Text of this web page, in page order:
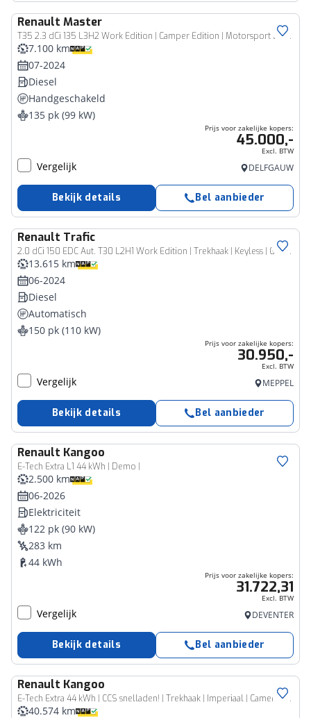
Renault Master
T35 2.3 dCi 135 L3H2 Work Edition | Camper Edition | Motorsport Edition | Thule Omnistor Luifel | Airco in Leefruimte | TV | Koelkast | Magnetron | Volledig Bed | 2 Lederen Stoelen | DAB | LED Verlichting Leefruimte |
Bedrijfswagen
7.100 km
07-2024
Diesel
Handgeschakeld
135 pk (99 kW)
Prijs voor zakelijke kopers:
45.000,-
Excl. BTW
Vergelijk DELFGAUW
Bekijk details Bel aanbieder
Renault Trafic
2.0 dCi 150 EDC Aut. T30 L2H1 Work Edition | Trekhaak | Keyless | Glascoating | Dakdragers | Camera | Pack Chrome | Vloer | Betimering | Parkeersensoren V+A | Navigatie | NL Auto | AUTOMAAT | Apple CarPlay/Android Auto
Bedrijfswagen
13.615 km
06-2024
Diesel
Automatisch
150 pk (110 kW)
Prijs voor zakelijke kopers:
30.950,-
Excl. BTW
Vergelijk MEPPEL
Bekijk details Bel aanbieder
Renault Kangoo
E-Tech Extra L1 44 kWh | Demo |
Bedrijfswagen
2.500 km
06-2026
Elektriciteit
122 pk (90 kW)
283 km
44 kWh
Prijs voor zakelijke kopers:
31.722,31
Excl. BTW
Vergelijk DEVENTER
Bekijk details Bel aanbieder
Renault Kangoo
E-Tech Extra 44 kWh | CCS snelladen! | Trekhaak | Imperiaal | Camera | All Season banden
Bedrijfswagen
40.574 km